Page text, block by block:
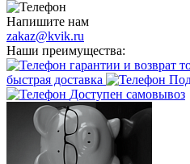
Напишите нам
zakaz@kvik.ru
Наши преимущества:
гарантии и возврат
быстрая доставка
Доступен самовывоз